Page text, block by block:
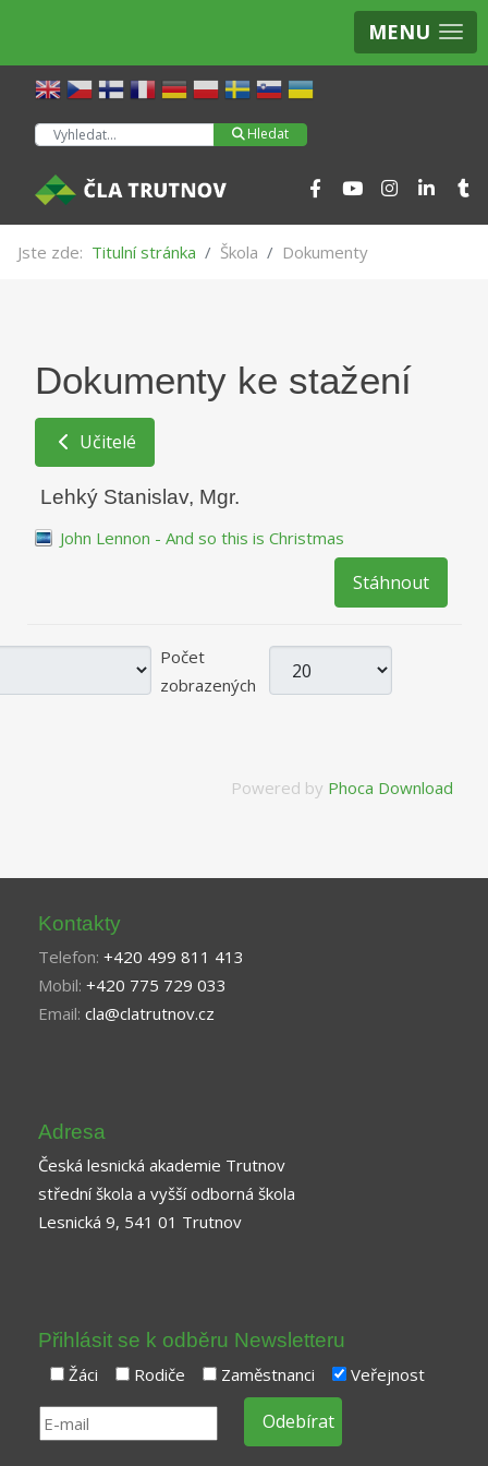
MENU
Hledat Hledat
Jste zde: Titulní stránka Škola Dokumenty
Dokumenty ke stažení
Učitelé
Lehký Stanislav, Mgr.
John Lennon - And so this is Christmas
Stáhnout
Počet
zobrazených
Powered by Phoca Download
Kontakty
Telefon: +420 499 811 413
Mobil: +420 775 729 033
Email: cla@clatrutnov.cz
Adresa
Česká lesnická akademie Trutnov
střední škola a vyšší odborná škola
Lesnická 9, 541 01 Trutnov
Přihlásit se k odběru Newsletteru
Žáci Rodiče Zaměstnanci Veřejnost